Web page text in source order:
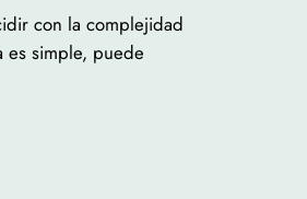
con la complejidad
es simple, puede